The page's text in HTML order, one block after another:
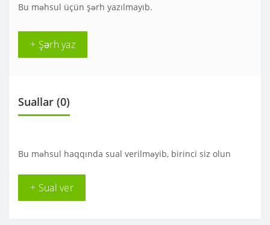
Bu məhsul üçün şərh yazılmayıb.
+ Şərh yaz
Suallar (0)
Bu məhsul haqqında sual verilməyib, birinci siz olun
+ Sual ver